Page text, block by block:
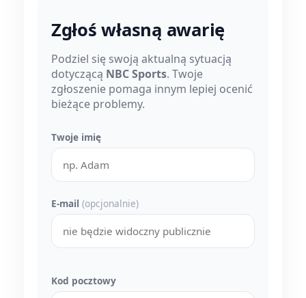
Zgłoś własną awarię
Podziel się swoją aktualną sytuacją
dotyczącą NBC Sports. Twoje
zgłoszenie pomaga innym lepiej ocenić
bieżące problemy.
Twoje imię
E-mail (opcjonalnie)
Kod pocztowy